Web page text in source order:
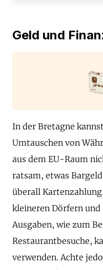
Geld und
In der Bretagne
Umtauschen von
aus dem EU-Raum
ratsam, etwas
überall
kleineren Dörfern
Ausgaben, wie zum
Restaurantbesuche,
verwenden. Achte